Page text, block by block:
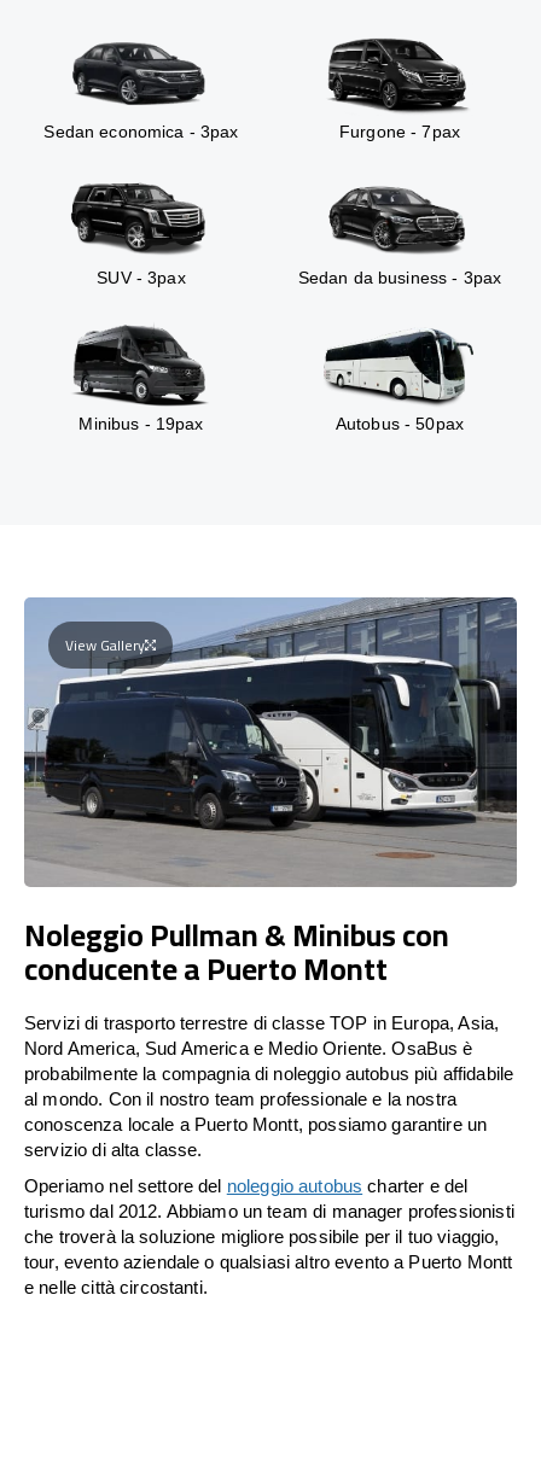
Sedan economica - 3pax Furgone - 7pax
SUV - 3pax Sedan da business - 3pax
Minibus - 19pax Autobus - 50pax
View Gallery
Noleggio Pullman & Minibus con
conducente a Puerto Montt
Servizi di trasporto terrestre di classe TOP in Europa, Asia,
Nord America, Sud America e Medio Oriente. OsaBus è
probabilmente la compagnia di noleggio autobus più affidabile
al mondo. Con il nostro team professionale e la nostra
conoscenza locale a Puerto Montt, possiamo garantire un
servizio di alta classe.
Operiamo nel settore del noleggio autobus charter e del
turismo dal 2012. Abbiamo un team di manager professionisti
che troverà la soluzione migliore possibile per il tuo viaggio,
tour, evento aziendale o qualsiasi altro evento a Puerto Montt
e nelle città circostanti.